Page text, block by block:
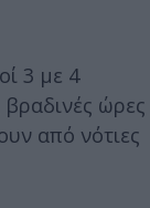
3 με 4
ώρες
από νότιες